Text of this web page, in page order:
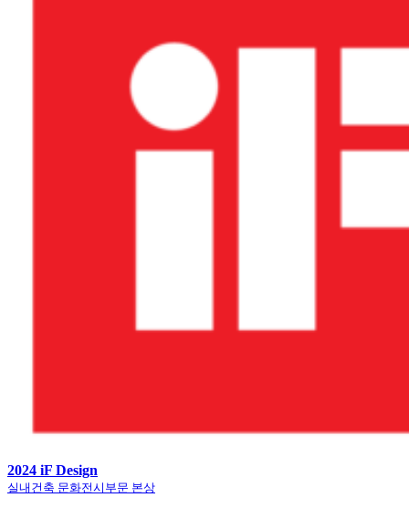
2024 iF Design
실내건축 문화전시부문 본상